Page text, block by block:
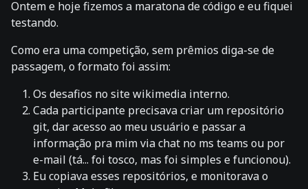
Ontem e hoje fizemos a maratona de código e eu fiquei
testando.
Como era uma competição, sem prêmios diga-se de
passagem, o formato foi assim:
Os desafios no site wikimedia interno.
Cada participante precisava criar um repositório
git, dar acesso ao meu usuário e passar a
informação pra mim via chat no ms teams ou por
e-mail (tá... foi tosco, mas foi simples e funcionou).
Eu copiava esses repositórios, e monitorava o